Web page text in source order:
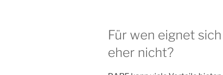
Für wen eignet
eher nicht?